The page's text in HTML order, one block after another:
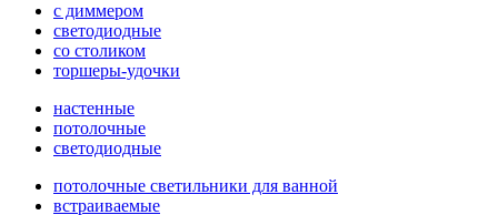
с диммером
светодиодные
со столиком
торшеры-удочки
настенные
потолочные
светодиодные
потолочные светильники для ванной
встраиваемые